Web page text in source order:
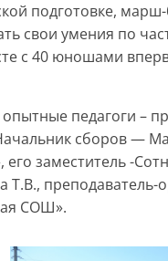
подготовке,
свои умения по
с 40 юношами
педагоги –
сборов —
заместитель -
Т.В.,
СОШ».